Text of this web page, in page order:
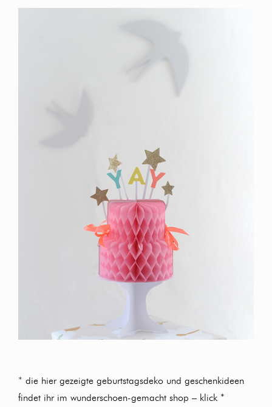
* die hier gezeigte geburtstagsdeko und geschenkideen
findet ihr im wunderschoen-gemacht shop – klick *